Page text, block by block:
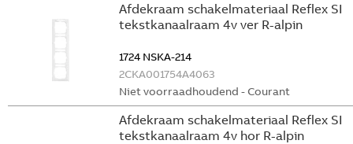
Afdekraam schakelmateriaal Reflex SI
tekstkanaalraam 4v ver R-alpin
1724 NSKA-214
2CKA001754A4063
Niet voorraadhoudend - Courant
Afdekraam schakelmateriaal Reflex SI
tekstkanaalraam 4v hor R-alpin